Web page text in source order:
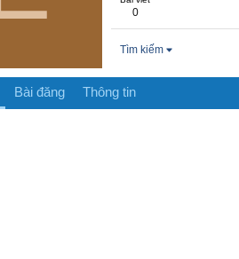
0
Tìm kiếm
Bài đăng Thông tin